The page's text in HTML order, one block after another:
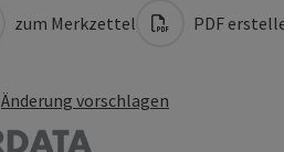
zum Merkzettel PDF
Änderung vorschlagen